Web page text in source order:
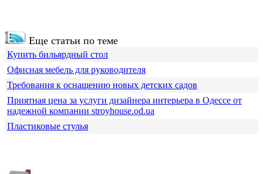
Еще статьи по теме
Купить бильярдный стол
Офисная мебель для руководителя
Требования к оснащению новых детских садов
Приятная цена за услуги дизайнера интерьера в Одессе от
надежной компании stroyhouse.od.ua
Пластиковые стулья